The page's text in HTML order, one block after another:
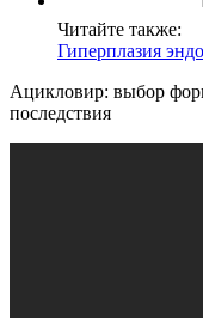
Читайте также:
Гиперплазия
Ацикловир: выбор
последствия